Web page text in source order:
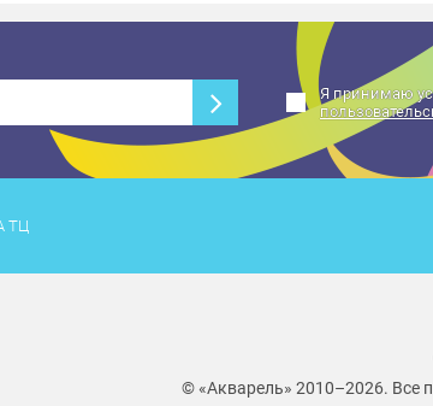
Я принимаю
ТЦ
© «Акварель» 2010–2026. Все